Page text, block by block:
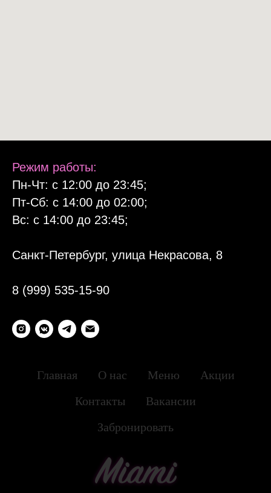
Режим работы:
Пн-Чт: с 12:00 до 23:45;
Пт-Cб: с 14:00 до 02:00;
Вс: с 14:00 до 23:45;
Санкт-Петербург, улица Некрасова, 8
8 (999) 535-15-90
Главная О нас Меню
Акции
Контакты
Вакансии
Забронировать